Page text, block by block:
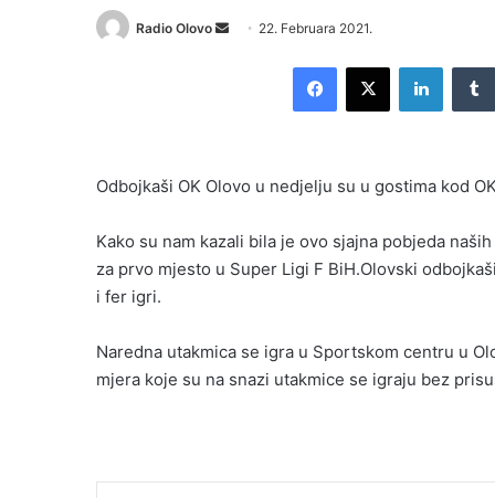
Radio Olovo
Send 22. Februara 2021.
Facebook
X LinkedIn
Odbojkaši OK Olovo u nedjelju su u gostima kod
Kako su nam kazali bila je ovo sjajna pobjeda
za prvo mjesto u Super Ligi F BiH.Olovski
i fer igri.
Naredna utakmica se igra u Sportskom centru u
mjera koje su na snazi utakmice se igraju bez